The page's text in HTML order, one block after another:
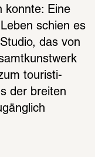
konnte: Eine
schien es
das von
touris­ti­
der brei­ten